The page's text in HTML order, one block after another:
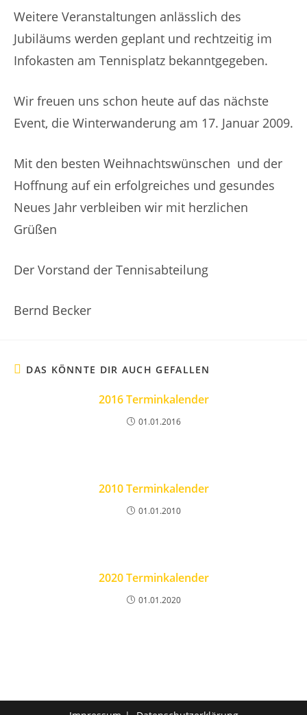
Weitere Veranstaltungen anlässlich des
Jubiläums werden geplant und rechtzeitig im
Infokasten am Tennisplatz bekanntgegeben.
Wir freuen uns schon heute auf das nächste
Event, die Winterwanderung am 17. Januar 2009.
Mit den besten Weihnachtswünschen und der
Hoffnung auf ein erfolgreiches und gesundes
Neues Jahr verbleiben wir mit herzlichen
Grüßen
Der Vorstand der Tennisabteilung
Bernd Becker
DAS KÖNNTE DIR AUCH GEFALLEN
2016 Terminkalender
01.01.2016
2010 Terminkalender
01.01.2010
2020 Terminkalender
01.01.2020